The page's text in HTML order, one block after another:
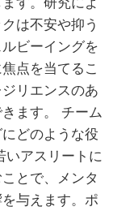
は不安や抑う
ビーイングを
点を当てるこ
リエンスのあ
ます。 チーム
どのような役
いアスリートに
とで、メンタ
与えます。ポ